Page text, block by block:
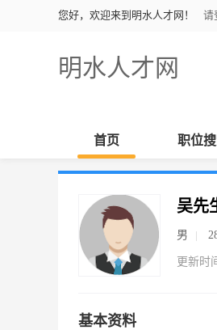
您好，欢迎来到明水人才网！ 请
明水人才网
首页 职位
吴先
男
更新时
基本资料